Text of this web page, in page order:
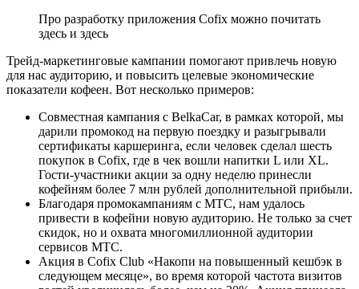
Про разработку приложения Cofix можно почитать
здесь и здесь
Трейд-маркетинговые кампании помогают привлечь новую
для нас аудиторию, и повысить целевые экономические
показатели кофеен. Вот несколько примеров:
Совместная кампания с BelkaCar, в рамках которой, мы
дарили промокод на первую поездку и разыгрывали
сертификаты каршеринга, если человек сделал шесть
покупок в Cofix, где в чек вошли напитки L или XL.
Гости-участники акции за одну неделю принесли
кофейням более 7 млн рублей дополнительной прибыли.
Благодаря промокампаниям с МТС, нам удалось
привести в кофейни новую аудиторию. Не только за счет
скидок, но и охвата многомиллионной аудитории
сервисов МТС.
Акция в Cofix Club «Накопи на повышенный кешбэк в
следующем месяце», во время которой частота визитов